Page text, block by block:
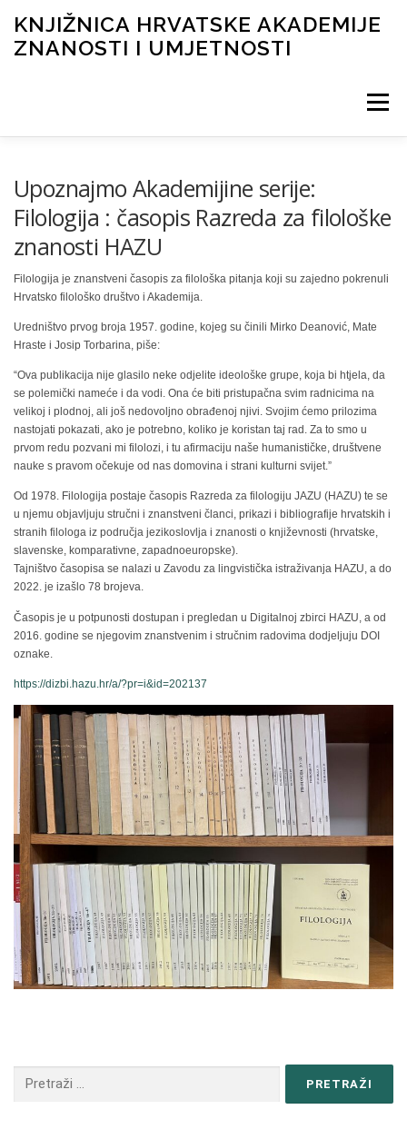
KNJIŽNICA HRVATSKE AKADEMIJE
ZNANOSTI I UMJETNOSTI
Izbornik
KATALOG I DIGITALNA ZBIRKA
Upoznajmo Akademijine serije:
Filologija : časopis Razreda za filološke
znanosti HAZU
Filologija je znanstveni časopis za filološka pitanja koji su zajedno pokrenuli
Hrvatsko filološko društvo i Akademija.
Uredništvo prvog broja 1957. godine, kojeg su činili Mirko Deanović, Mate
Hraste i Josip Torbarina, piše:
“Ova publikacija nije glasilo neke odjelite ideološke grupe, koja bi htjela, da
se polemički nameće i da vodi. Ona će biti pristupačna svim radnicima na
velikoj i plodnoj, ali još nedovoljno obrađenoj njivi. Svojim ćemo prilozima
nastojati pokazati, ako je potrebno, koliko je koristan taj rad. Za to smo u
prvom redu pozvani mi filolozi, i tu afirmaciju naše humanističke, društvene
nauke s pravom očekuje od nas domovina i strani kulturni svijet.”
Od 1978. Filologija postaje časopis Razreda za filologiju JAZU (HAZU) te se
u njemu objavljuju stručni i znanstveni članci, prikazi i bibliografije hrvatskih i
stranih filologa iz područja jezikoslovlja i znanosti o književnosti (hrvatske,
slavenske, komparativne, zapadnoeuropske).
Tajništvo časopisa se nalazi u Zavodu za lingvistička istraživanja HAZU, a do
2022. je izašlo 78 brojeva.
Časopis je u potpunosti dostupan i pregledan u Digitalnoj zbirci HAZU, a od
2016. godine se njegovim znanstvenim i stručnim radovima dodjeljuju DOI
oznake.
https://dizbi.hazu.hr/a/?pr=i&id=202137